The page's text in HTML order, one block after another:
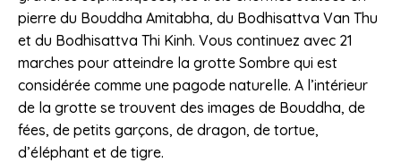
pierre du Bouddha Amitabha, du Bodhisattva Van Thu
et du Bodhisattva Thi Kinh. Vous continuez avec 21
marches pour atteindre la grotte Sombre qui est
considérée comme une pagode naturelle. A l’intérieur
de la grotte se trouvent des images de Bouddha, de
fées, de petits garçons, de dragon, de tortue,
d’éléphant et de tigre.